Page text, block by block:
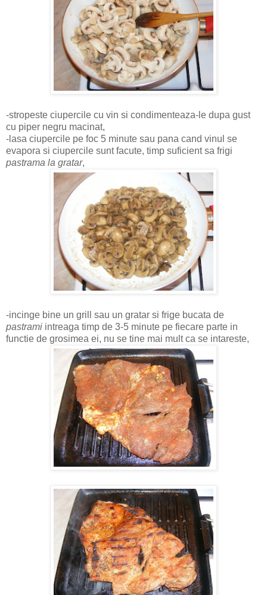
-stropeste ciupercile cu vin si condimenteaza-le dupa gust
cu piper negru macinat,
-lasa ciupercile pe foc 5 minute sau pana cand vinul se
evapora si ciupercile sunt facute, timp suficient sa frigi
pastrama la gratar,
-incinge bine un grill sau un gratar si frige bucata de
pastrami intreaga timp de 3-5 minute pe fiecare parte in
functie de grosimea ei, nu se tine mai mult ca se intareste,